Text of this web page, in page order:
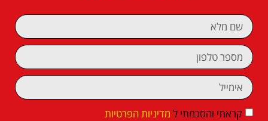
קראתי והסכמתי ל מדיניות הפרטיות